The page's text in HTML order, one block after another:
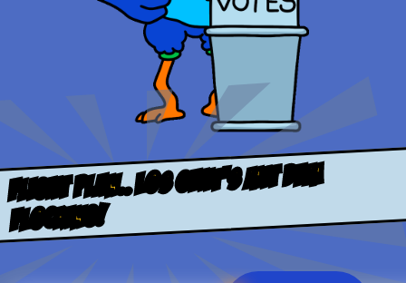
FLight PlaN.. LOS GEHT'S MIT DEM
FLOCKING!